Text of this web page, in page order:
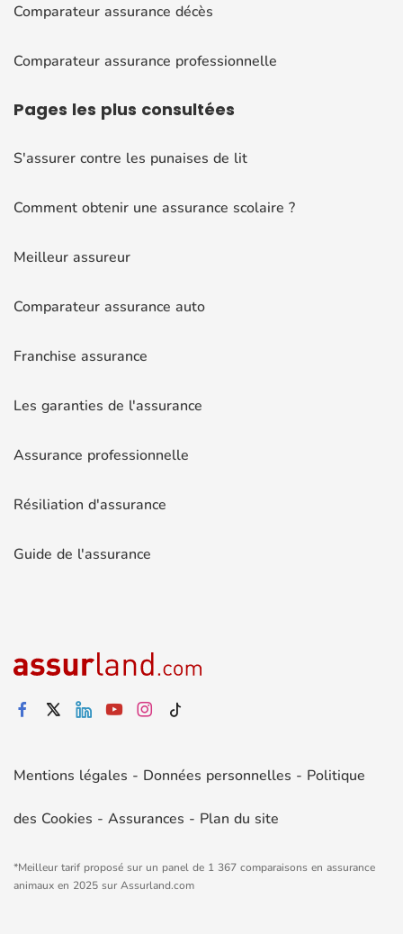
Comparateur assurance décès
Comparateur assurance professionnelle
Pages les plus consultées
S'assurer contre les punaises de lit
Comment obtenir une assurance scolaire ?
Meilleur assureur
Comparateur assurance auto
Franchise assurance
Les garanties de l'assurance
Assurance professionnelle
Résiliation d'assurance
Guide de l'assurance
Mentions légales - Données personnelles - Politique
des Cookies - Assurances - Plan du site
*Meilleur tarif proposé sur un panel de 1 367 comparaisons en assurance
animaux en 2025 sur Assurland.com